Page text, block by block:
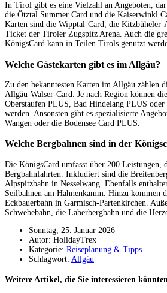
In Tirol gibt es eine Vielzahl an Angeboten,
die Ötztal Summer Card und die Kaiserwinkl
Karten sind die Wipptal-Card, die Kitzbüheler-
Ticket der Tiroler Zugspitz Arena. Auch die
KönigsCard kann in Teilen Tirols genutzt
Welche Gästekarten gibt es im Allgäu?
Zu den bekanntesten Karten im Allgäu zählen
Allgäu-Walser-Card. Je nach Region können
Oberstaufen PLUS, Bad Hindelang PLUS
werden. Ansonsten gibt es spezialisierte
Wangen oder die Bodensee Card PLUS.
Welche Bergbahnen sind in der
Die KönigsCard umfasst über 200 Leistungen,
Bergbahnfahrten. Inkludiert sind die
Alpspitzbahn in Nesselwang. Ebenfalls
Seilbahnen am Hahnenkamm. Hinzu kommen
Eckbauerbahn in Garmisch-Partenkirchen.
Schwebebahn, die Laberbergbahn und die
Sonntag, 25. Januar 2026
Autor: HolidayTrex
Kategorie: Reiseplanung & Tipps
Schlagwort: Allgäu
Weitere Artikel, die Sie interessieren